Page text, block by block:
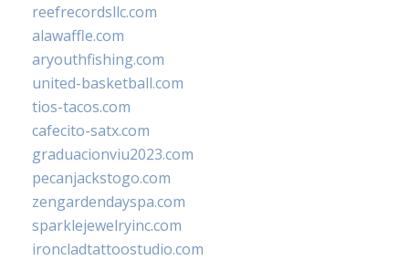
reefrecordsllc.com
alawaffle.com
aryouthfishing.com
united-basketball.com
tios-tacos.com
cafecito-satx.com
graduacionviu2023.com
pecanjackstogo.com
zengardendayspa.com
sparklejewelryinc.com
ironcladtattoostudio.com